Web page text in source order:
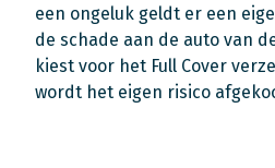
een ongeluk geldt er een
de schade aan de auto van
kiest voor het Full Cover
wordt het eigen risico